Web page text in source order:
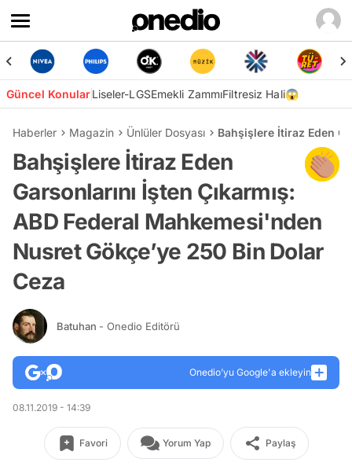
Güncel KonularLiseler-LGSEmekli ZammıFiltresiz Hali😱
Haberler Magazin Ünlüler Dosyası Bahşişlere İtiraz Eden
Bahşişlere İtiraz Eden
Garsonlarını İşten Çıkarmış:
ABD Federal Mahkemesi'nden
Nusret Gökçe’ye 250 Bin Dolar
Ceza
Batuhan - Onedio Editörü
Onedio’yu Google'a ekleyin
08.11.2019 - 14:39
Favori Yorum Yap Paylaş